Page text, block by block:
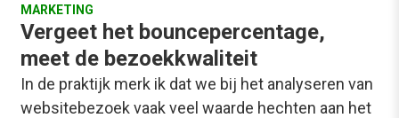
MARKETING
Vergeet het bouncepercentage,
meet de bezoekkwaliteit
In de praktijk merk ik dat we bij het analyseren van
websitebezoek vaak veel waarde hechten aan het